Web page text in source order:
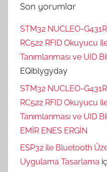
Son yorumlar
STM32 NUCLEO-
RC522 RFID Okuyucu
Tanımlanması ve UID
EQiblygyday
STM32 NUCLEO-
RC522 RFID Okuyucu
Tanımlanması ve UID
EMİR ENES ERGİN
ESP32 ile Bluetooth
Uygulama Tasarlama